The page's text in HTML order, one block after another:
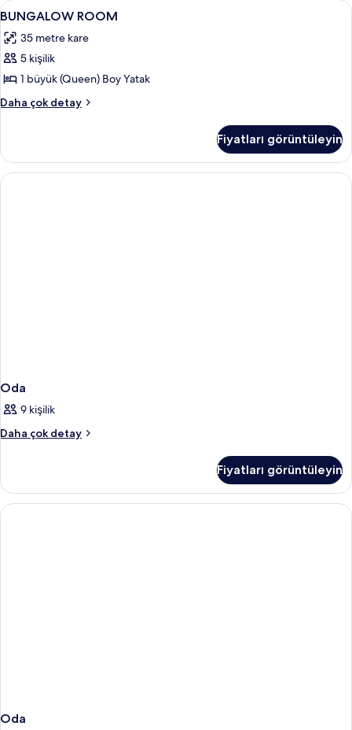
detay
BUNGALOW
ROOM
için
tüm
fotoğrafları
görün
Minibar, ses yalıtımı, ücretsiz beşik/
1
BUNGALOW ROOM
35 metre kare
5 kişilik
1 büyük (Queen) Boy Yatak
Daha çok detay
BUNGALOW
fazla
detay
Fiyatları görüntüleyin
Oda
9 kişilik
Daha çok detay
Oda
detay
Fiyatları görüntüleyin
Oda